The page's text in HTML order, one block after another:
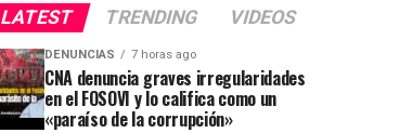
LATEST TRENDING VIDEOS
DENUNCIAS 7 horas ago
CNA denuncia graves irregularidades
en el FOSOVI y lo califica como un
«paraíso de la corrupción»